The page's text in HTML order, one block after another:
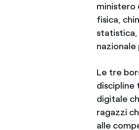
ministero
fisica,
statistica,
Le tre
discipline
digitale
ragazzi
alle